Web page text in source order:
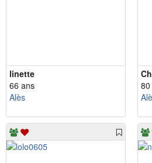
linette
66 ans
Alès